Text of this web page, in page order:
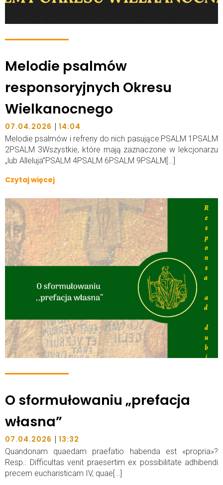
Melodie psalmów
responsoryjnych Okresu
Wielkanocnego
07.04.2026 | 14:04
Melodie psalmów i refreny do nich pasujące:PSALM 1PSALM
2PSALM 3Wszystkie, które mają zaznaczone w lekcjonarzu
„lub Alleluja”PSALM 4PSALM 6PSALM 9PSALM[…]
Czytaj więcej
O sformułowaniu „prefacja
własna”
07.04.2026 | 13:32
Quandonam quaedam praefatio habenda est «propria»?
Resp.: Difficultas venit praesertim ex possibilitate adhibendi
precem eucharisticam IV, quae[…]